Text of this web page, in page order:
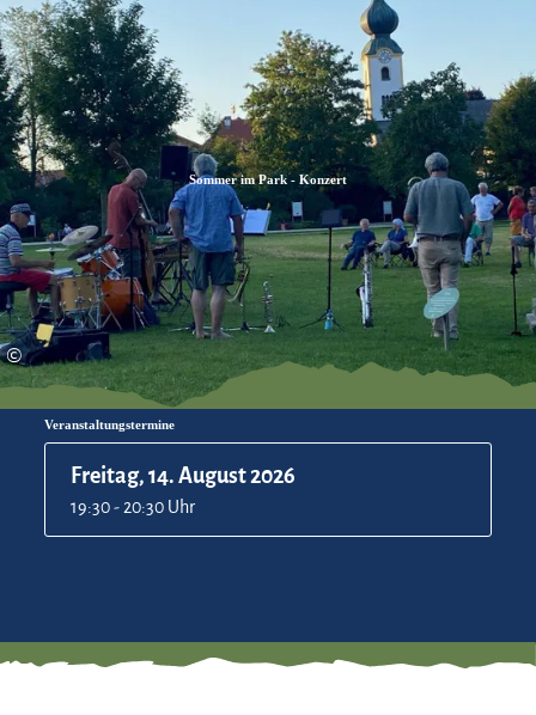
Inhalt
Suche
Footer
©
Sommer im Park - Konzert
Veranstaltungstermine
Freitag, 14. August 2026
19:30 - 20:30 Uhr